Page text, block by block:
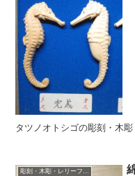
タツノオトシゴの彫刻・木
彫刻・木彫・レリーフ・根付の下絵、彫り方見本